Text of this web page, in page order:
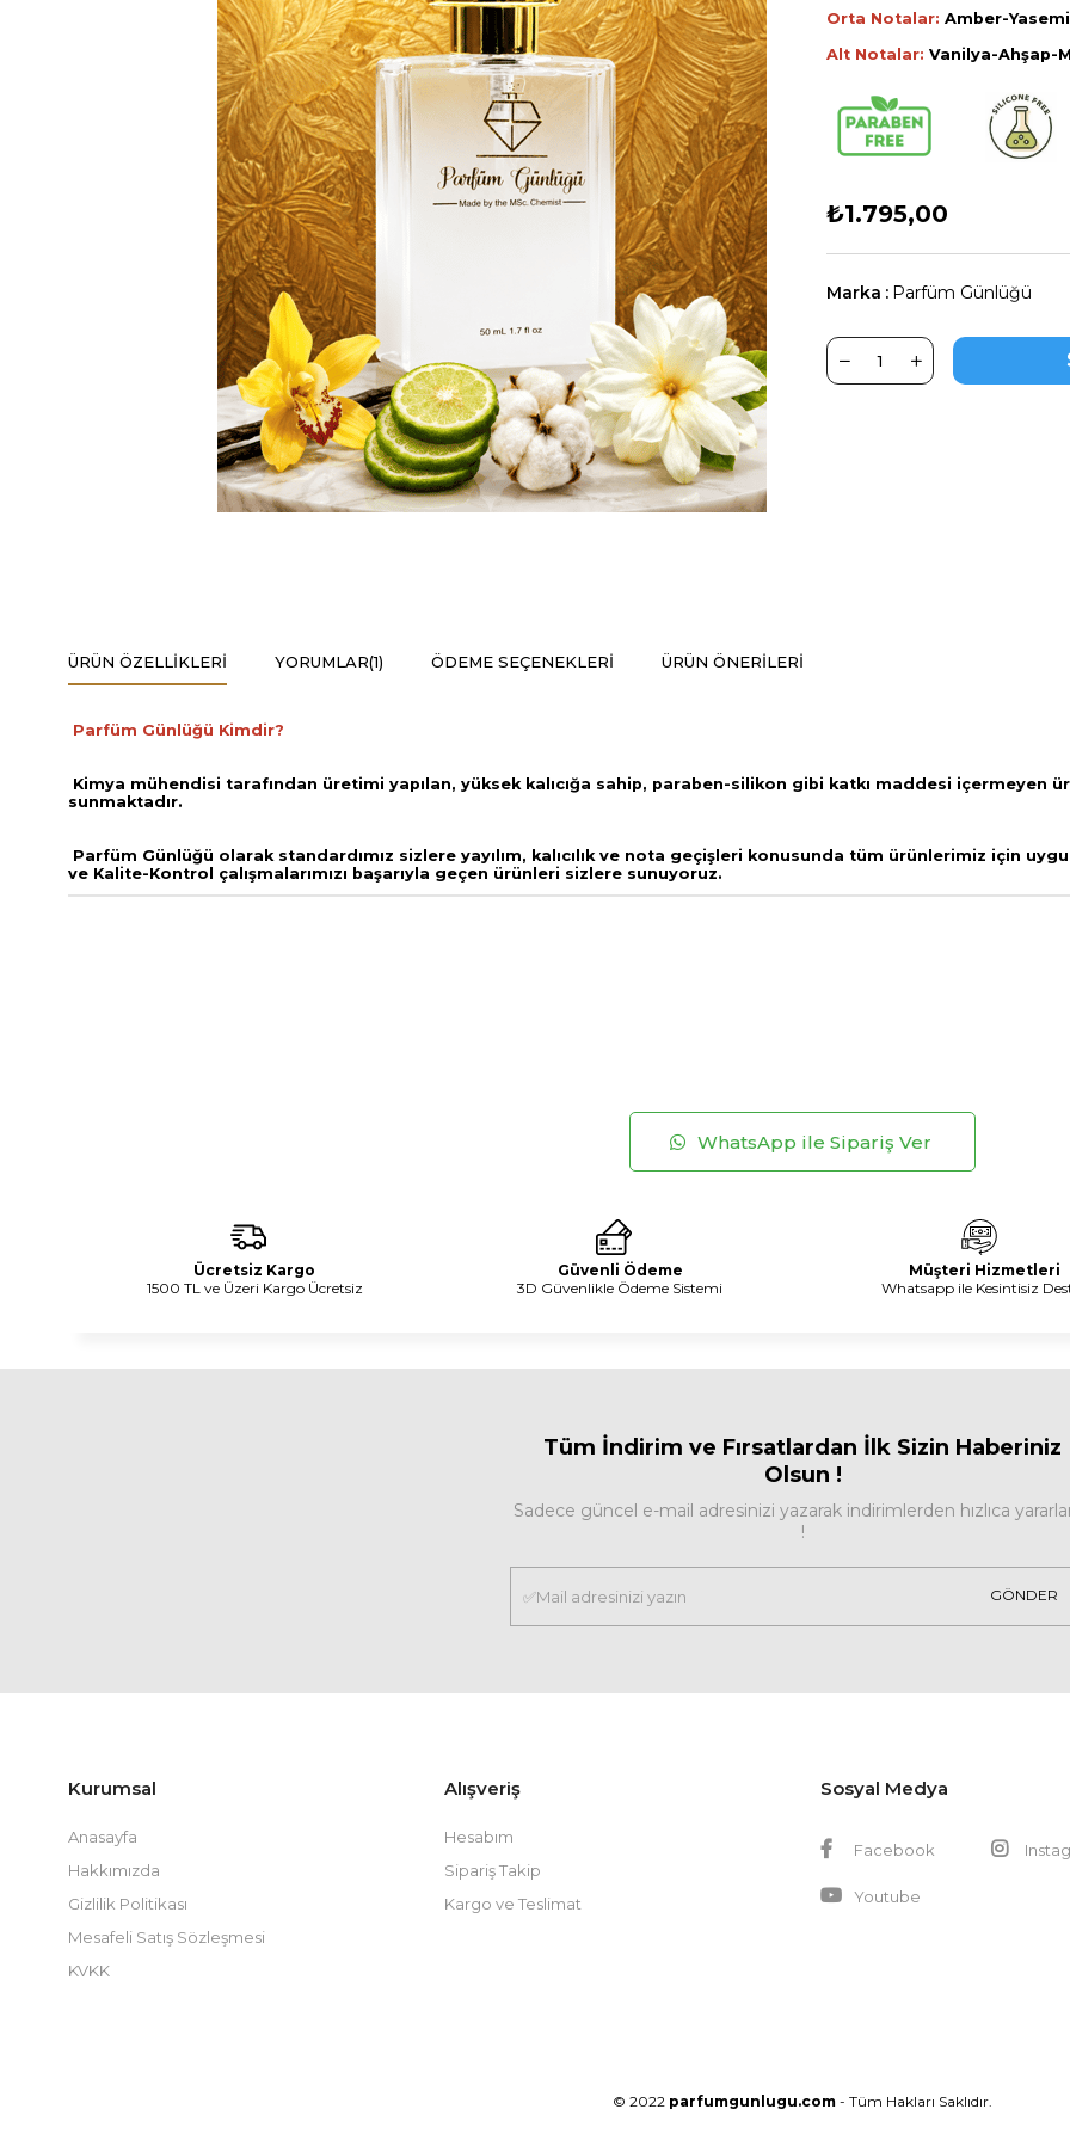
Orta Notalar: Amber-
Alt Notalar: Vanilya-Ahşap-
₺1.795,00
Marka : Parfüm Günlüğü
ÜRÜN ÖZELLIKLERI YORUMLAR(1) ÖDEME SEÇENEKLERI ÜRÜN ÖNERILERI
Parfüm Günlüğü Kimdir?
Kimya mühendisi tarafından üretimi yapılan, yüksek kalıcığa sahip, paraben-silikon gibi katkı maddesi içermeyen
sunmaktadır.
Parfüm Günlüğü olarak standardımız sizlere yayılım, kalıcılık ve nota geçişleri konusunda tüm ürünlerimiz için
ve Kalite-Kontrol çalışmalarımızı başarıyla geçen ürünleri sizlere sunuyoruz.
WhatsApp ile Sipariş Ver
Ücretsiz Kargo
1500 TL ve Üzeri Kargo Ücretsiz
Güvenli Ödeme
3D Güvenlikle Ödeme Sistemi
Müşteri Hizmetleri
Whatsapp ile Kesintisiz
Tüm İndirim ve Fırsatlardan İlk Sizin Haberiniz
Olsun !
Sadece güncel e-mail adresinizi yazarak indirimlerden hızlıca
!
GÖNDER
Kurumsal
Anasayfa
Hakkımızda
Gizlilik Politikası
Mesafeli Satış Sözleşmesi
KVKK
Alışveriş
Hesabım
Sipariş Takip
Kargo ve Teslimat
Sosyal Medya
Facebook
Youtube
© 2022 parfumgunlugu.com - Tüm Hakları Saklıdır.